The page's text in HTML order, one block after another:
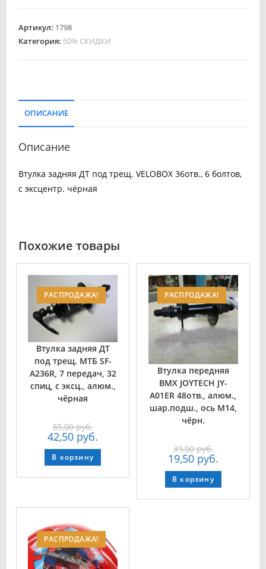
Артикул: 1798
Категория: 50% СКИДКИ
ОПИСАНИЕ
Описание
Втулка задняя ДТ под трещ. VELOBOX 36отв., 6 болтов,
с эксцентр. чёрная
Похожие товары
РАСПРОДАЖА!
Втулка задняя ДТ
под трещ. МТБ SF-
A236R, 7 передач, 32
спиц, с эксц., алюм.,
чёрная
85,00руб.
42,50руб.
В корзину
РАСПРОДАЖА!
Втулка передняя
BMX JOYTECH JY-
A01ER 48отв., алюм.,
шар.подш., ось М14,
чёрн.
39,00руб.
19,50 руб.
В корзину
РАСПРОДАЖА!